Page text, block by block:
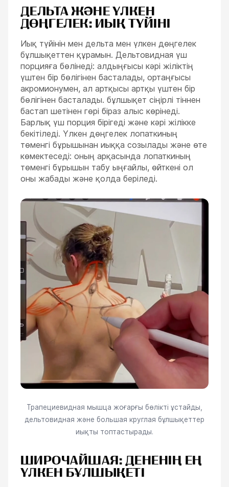
ДЕЛЬТА ЖӘНЕ ҮЛКЕН
ДӨҢГЕЛЕК: ИЫҚ ТҮЙІНІ
Иық түйінін мен дельта мен үлкен дөңгелек
бұлшықеттен құрамын. Дельтовидная үш
порцияға бөлінеді: алдыңғысы кәрі жіліктің
үштен бір бөлігінен басталады, ортаңғысы
акромионумен, ал артқысы артқы үштен бір
бөлігінен басталады. бұлшықет сіңірлі тіннен
бастап шетінен гөрі біраз алыс көрінеді.
Барлық үш порция бірігеді және кәрі жілікке
бекітіледі. Үлкен дөңгелек лопаткиның
төменгі бұрышынан иыққа созылады және өте
көмектеседі: оның арқасында лопаткиның
төменгі бұрышын табу ыңғайлы, өйткені ол
оны жабады және қолда беріледі.
Трапециевидная мышца жоғарғы бөлікті ұстайды,
дельтовидная және большая круглая бұлшықеттер
иықты топтастырады.
ШИРОЧАЙШАЯ: ДЕНЕНІҢ ЕҢ
ҮЛКЕН БҰЛШЫҚЕТІ